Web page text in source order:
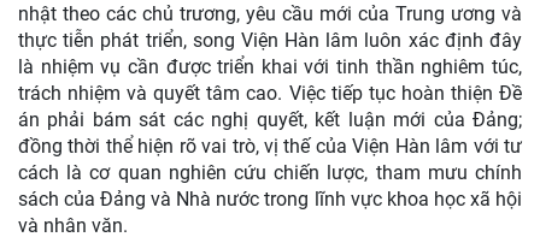
nhật theo các chủ trương, yêu cầu mới của Trung ương và
thực tiễn phát triển, song Viện Hàn lâm luôn xác định đây
là nhiệm vụ cần được triển khai với tinh thần nghiêm túc,
trách nhiệm và quyết tâm cao. Việc tiếp tục hoàn thiện Đề
án phải bám sát các nghị quyết, kết luận mới của Đảng;
đồng thời thể hiện rõ vai trò, vị thế của Viện Hàn lâm với tư
cách là cơ quan nghiên cứu chiến lược, tham mưu chính
sách của Đảng và Nhà nước trong lĩnh vực khoa học xã hội
và nhân văn.